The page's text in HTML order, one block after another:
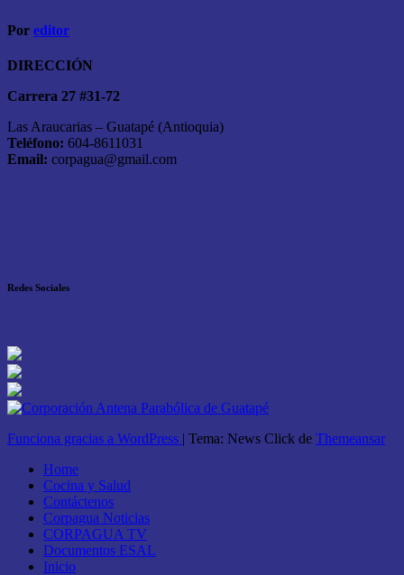
Por editor
DIRECCIÓN
Carrera 27 #31-72
Las Araucarias – Guatapé (Antioquia)
Teléfono: 604-8611031
Email: corpagua@gmail.com
Redes Sociales
Funciona gracias a WordPress | Tema: News Click de Themeansar
Home
Cocina y Salud
Contáctenos
Corpagua Noticias
CORPAGUA TV
Documentos ESAL
Inicio